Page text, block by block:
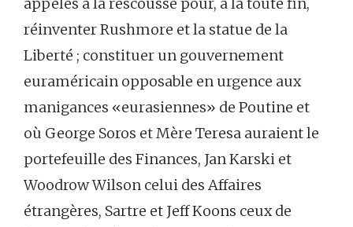
réinventer Rushmore et la statue de la
Liberté ; constituer un gouvernement
euraméricain opposable en urgence aux
manigances «eurasiennes» de Poutine et
où George Soros et Mère Teresa auraient le
portefeuille des Finances, Jan Karski et
Woodrow Wilson celui des Affaires
étrangères, Sartre et Jeff Koons ceux de